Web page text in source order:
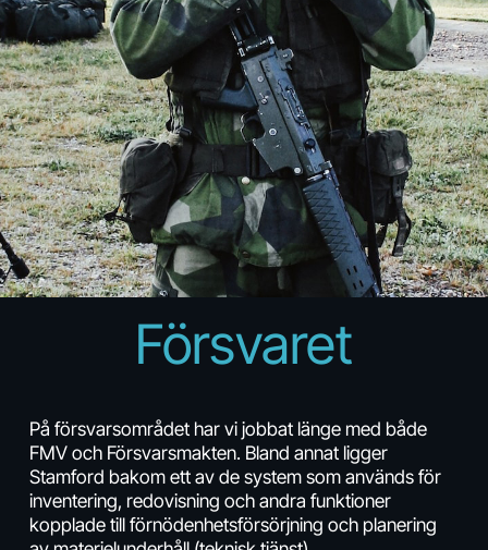
Försvaret
På försvarsområdet har vi jobbat länge med både
FMV och Försvarsmakten. Bland annat ligger
Stamford bakom ett av de system som används för
inventering, redovisning och andra funktioner
kopplade till förnödenhetsförsörjning och planering